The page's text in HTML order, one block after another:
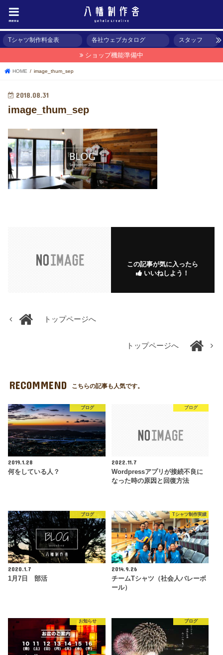
menu
Tシャツ制作料金表 各社ウェブカタログ スタッフ
ショップ機能準備中
HOME image_thum_sep
2018.08.31
image_thum_sep
この記事が気に入ったら
いいねしよう！
トップページへ
トップページへ
RECOMMEND こちらの記事も人気です。
ブログ
2019.1.28
何をしている人？
ブログ
2022.11.7
Wordpressアプリが接続不良に
なった時の原因と回復方法
ブログ
2020.1.7
1月7日 部活
Tシャツ制作実績
2014.9.26
チームTシャツ（社会人バレーボ
ール）
お知らせ ブログ